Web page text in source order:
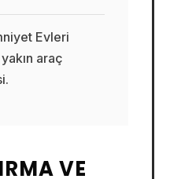
Evleri
araç
VE